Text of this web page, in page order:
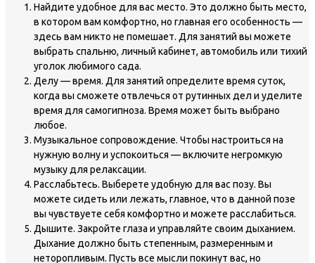
Найдите удобное для вас место. Это должно быть место,
в котором вам комфортно, но главная его особенность —
здесь вам никто не помешает. Для занятий вы можете
выбрать спальню, личный кабинет, автомобиль или тихий
уголок любимого сада.
Делу — время. Для занятий определите время суток,
когда вы сможете отвлечься от рутинных дел и уделите
время для самогипноза. Время может быть выбрано
любое.
Музыкальное сопровождение. Чтобы настроиться на
нужную волну и успокоиться — включите негромкую
музыку для релаксации.
Расслабьтесь. Выберете удобную для вас позу. Вы
можете сидеть или лежать, главное, что в данной позе
вы чувствуете себя комфортно и можете расслабиться.
Дышите. Закройте глаза и управляйте своим дыханием.
Дыхание должно быть степенным, размеренным и
неторопливым. Пусть все мысли покинут вас, но